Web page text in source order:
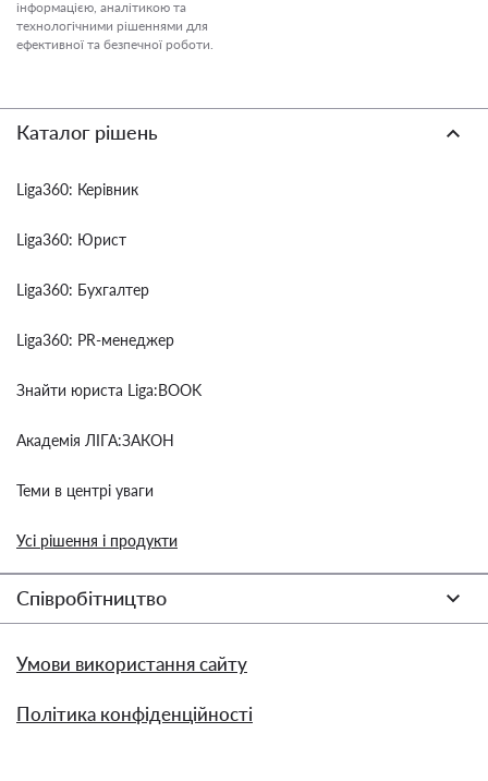
інформацією, аналітикою та
технологічними рішеннями для
ефективної та безпечної роботи.
Каталог рішень
Liga360: Керівник
Liga360: Юрист
Liga360: Бухгалтер
Liga360: PR-менеджер
Знайти юриста Liga:BOOK
Академія ЛІГА:ЗАКОН
Теми в центрі уваги
Усі рішення і продукти
Співробітництво
Умови використання сайту
Політика конфіденційності